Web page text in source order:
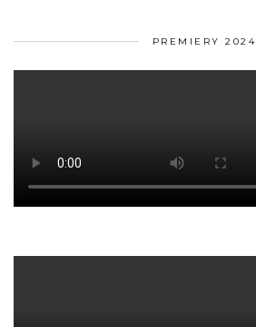
PREMIERY 2024